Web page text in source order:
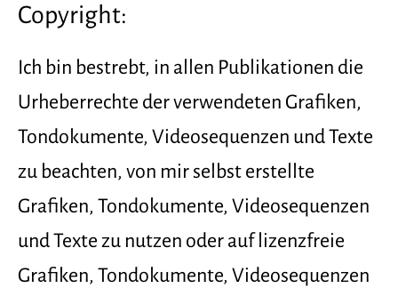
Copyright:
Ich bin bestrebt, in allen Publikationen die
Urheberrechte der verwendeten Grafiken,
Tondokumente, Videosequenzen und Texte
zu beachten, von mir selbst erstellte
Grafiken, Tondokumente, Videosequenzen
und Texte zu nutzen oder auf lizenzfreie
Grafiken, Tondokumente, Videosequenzen